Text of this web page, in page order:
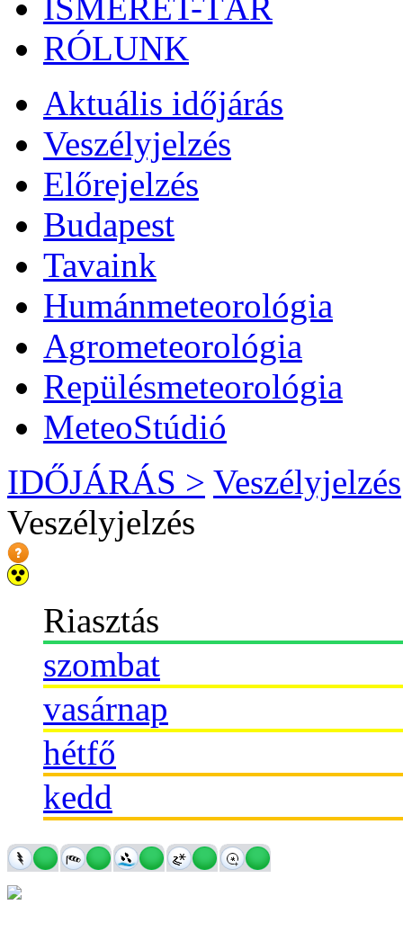
RÓLUNK
Aktuális időjárás
Veszélyjelzés
Előrejelzés
Budapest
Tavaink
Humánmeteorológia
Agrometeorológia
Repülésmeteorológia
MeteoStúdió
IDŐJÁRÁS > Veszélyjelzés
Veszélyjelzés
Riasztás
szombat
vasárnap
hétfő
kedd